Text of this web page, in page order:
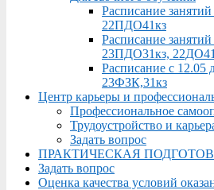
Расписание
22ПДО41кз
Расписание
23ПДО31кз,
Расписание с 12.05
23ФЗК,31кз
Центр карьеры и
Профессиональное
Трудоустройство и
Задать вопрос
ПРАКТИЧЕСКАЯ
Задать вопрос
Оценка качества условий